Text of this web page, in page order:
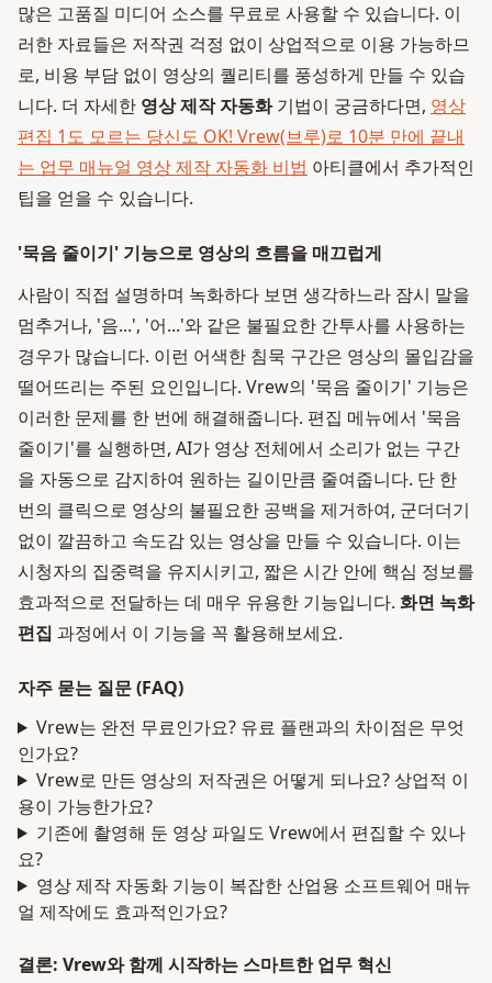
많은 고품질 미디어 소스를 무료로 사용할 수 있습니다. 이
러한 자료들은 저작권 걱정 없이 상업적으로 이용 가능하므
로, 비용 부담 없이 영상의 퀄리티를 풍성하게 만들 수 있습
니다. 더 자세한 영상 제작 자동화기법이 궁금하다면, 영상
편집 1도 모르는 당신도 OK! Vrew(브루)로 10분 만에 끝내
는 업무 매뉴얼 영상 제작 자동화 비법 아티클에서 추가적인
팁을 얻을 수 있습니다.
'묵음 줄이기' 기능으로 영상의 흐름을 매끄럽게
사람이 직접 설명하며 녹화하다 보면 생각하느라 잠시 말을
멈추거나, '음...', '어...'와 같은 불필요한 간투사를 사용하는
경우가 많습니다. 이런 어색한 침묵 구간은 영상의 몰입감을
떨어뜨리는 주된 요인입니다. Vrew의 '묵음 줄이기' 기능은
이러한 문제를 한 번에 해결해줍니다. 편집 메뉴에서 '묵음
줄이기'를 실행하면, AI가 영상 전체에서 소리가 없는 구간
을 자동으로 감지하여 원하는 길이만큼 줄여줍니다. 단 한
번의 클릭으로 영상의 불필요한 공백을 제거하여, 군더더기
없이 깔끔하고 속도감 있는 영상을 만들 수 있습니다. 이는
시청자의 집중력을 유지시키고, 짧은 시간 안에 핵심 정보를
효과적으로 전달하는 데 매우 유용한 기능입니다. 화면 녹화
편집 과정에서 이 기능을 꼭 활용해보세요.
자주 묻는 질문 (FAQ)
Vrew는 완전 무료인가요? 유료 플랜과의 차이점은 무엇
인가요?
Vrew로 만든 영상의 저작권은 어떻게 되나요? 상업적 이
용이 가능한가요?
기존에 촬영해 둔 영상 파일도 Vrew에서 편집할 수 있나
요?
영상 제작 자동화 기능이 복잡한 산업용 소프트웨어 매뉴
얼 제작에도 효과적인가요?
결론: Vrew와 함께 시작하는 스마트한 업무 혁신